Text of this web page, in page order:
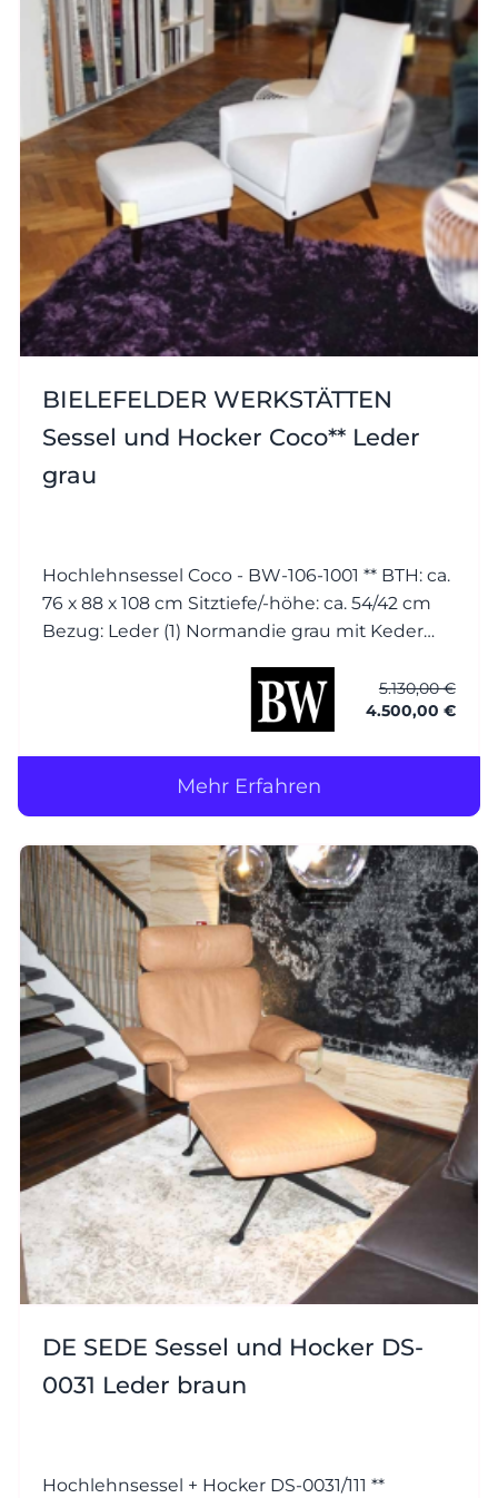
BIELEFELDER WERKSTÄTTEN
Sessel und Hocker Coco** Leder
grau
Hochlehnsessel Coco - BW-106-1001 ** BTH: ca.
76 x 88 x 108 cm Sitztiefe/-höhe: ca. 54/42 cm
Bezug: Leder (1) Normandie grau mit Keder
5.130,00 €
4.500,00 €
Mehr Erfahren
DE SEDE Sessel und Hocker DS-
0031 Leder braun
Hochlehnsessel + Hocker DS-0031/111 **